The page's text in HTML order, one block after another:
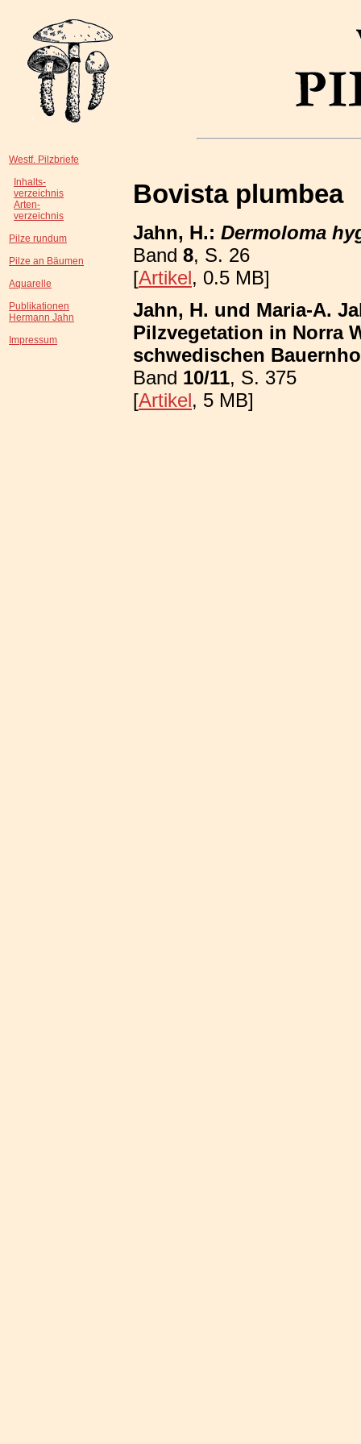
Westf. Pilzbriefe
Inhalts-
verzeichnis
Arten-
verzeichnis
Pilze rundum
Pilze an Bäumen
Aquarelle
Publikationen
Hermann Jahn
Impressum
Bovista plumbea
Jahn, H.: Dermoloma
Band 8, S. 26
[Artikel, 0.5 MB]
Jahn, H. und Maria-A.
Pilzvegetation in Norra
schwedischen
Band 10/11, S. 375
[Artikel, 5 MB]